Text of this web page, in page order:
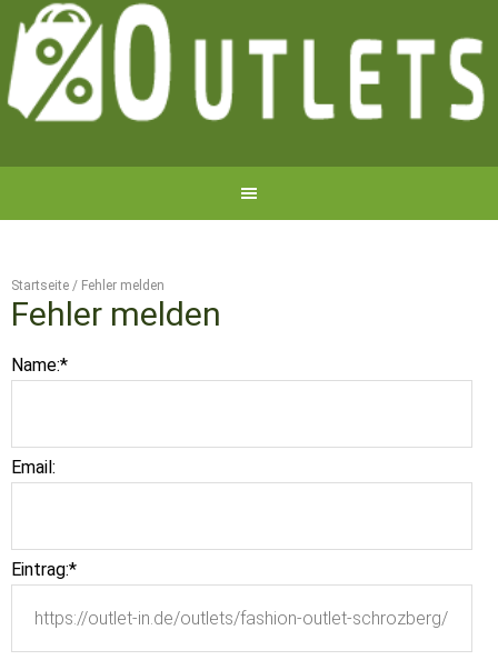
Startseite / Fehler melden
Fehler melden
Name:*
Email:
Eintrag:*